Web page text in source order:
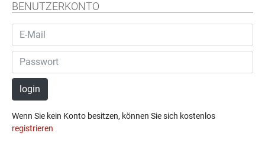
BENUTZERKONTO
login
Wenn Sie kein Konto besitzen, können Sie sich kostenlos
registrieren